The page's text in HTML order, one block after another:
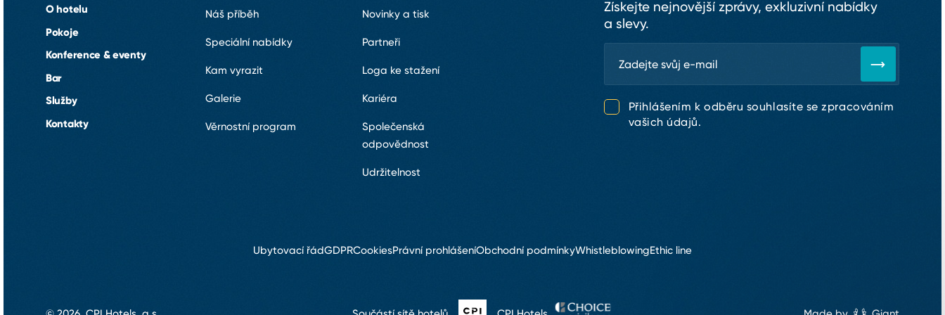
O hotelu
Pokoje
Konference & eventy
Bar
Služby
Kontakty
Náš příběh
Speciální nabídky
Kam vyrazit
Galerie
Věrnostní program
Novinky a tisk
Partneři
Loga ke stažení
Kariéra
Společenská
odpovědnost
Udržitelnost
Získejte nejnovější zprávy, exkluzivní nabídky
a slevy.
Přihlášením k odběru souhlasíte se zpracováním
vašich údajů.
Ubytovací řádGDPRCookiesPrávní prohlášeníObchodní podmínkyWhistleblowingEthic line